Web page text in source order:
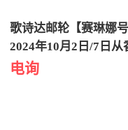
歌诗达邮轮【赛琳娜号
2024年10月2日/7日从
出发到日本冲绳八重
电询